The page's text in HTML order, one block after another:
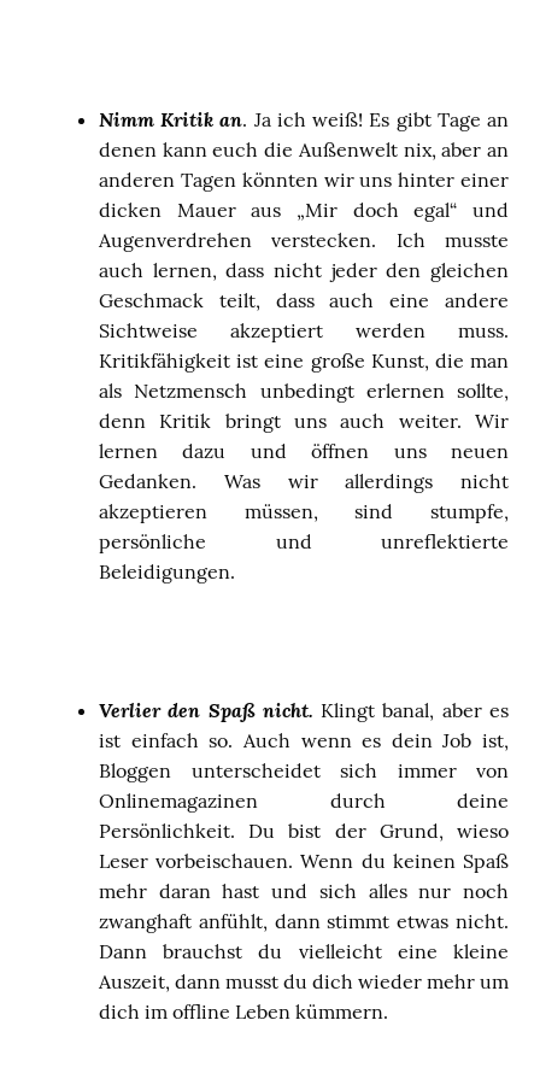
Nimm Kritik an. Ja ich weiß! Es gibt Tage an
denen kann euch die Außenwelt nix, aber an
anderen Tagen könnten wir uns hinter einer
dicken Mauer aus „Mir doch egal“ und
Augenverdrehen verstecken. Ich musste
auch lernen, dass nicht jeder den gleichen
Geschmack teilt, dass auch eine andere
Sichtweise akzeptiert werden muss.
Kritikfähigkeit ist eine große Kunst, die man
als Netzmensch unbedingt erlernen sollte,
denn Kritik bringt uns auch weiter. Wir
lernen dazu und öffnen uns neuen
Gedanken. Was wir allerdings nicht
akzeptieren müssen, sind stumpfe,
persönliche und unreflektierte
Beleidigungen.
Verlier den Spaß nicht. Klingt banal, aber es
ist einfach so. Auch wenn es dein Job ist,
Bloggen unterscheidet sich immer von
Onlinemagazinen durch deine
Persönlichkeit. Du bist der Grund, wieso
Leser vorbeischauen. Wenn du keinen Spaß
mehr daran hast und sich alles nur noch
zwanghaft anfühlt, dann stimmt etwas nicht.
Dann brauchst du vielleicht eine kleine
Auszeit, dann musst du dich wieder mehr um
dich im offline Leben kümmern.